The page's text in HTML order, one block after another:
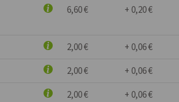
6,60 € + 0,20 €
2,00 € + 0,06 €
2,00 € + 0,06 €
2,00 € + 0,06 €